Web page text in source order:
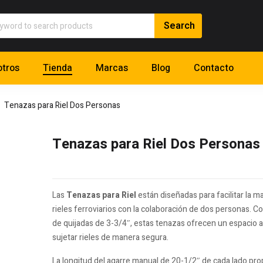
Tienda Marcas Blog Contacto
Tenazas para Riel Dos Personas
Tenazas para Riel Dos Personas
Las Tenazas para Rielestán diseñadas para facilitar la
rieles ferroviarios con la colaboración de dos personas.
de quijadas de 3-3/4″, estas tenazas ofrecen un espacio
sujetar rieles de manera segura.